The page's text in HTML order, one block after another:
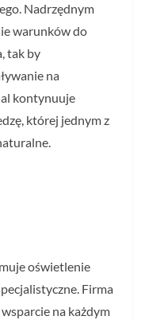
Nadrzędnym
warunków do
tak by
na
kontynuuje
której jednym z
oświetlenie
Firma
na każdym